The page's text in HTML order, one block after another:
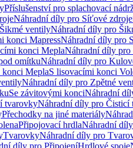
Příslušenství pro splachovací
Náhradní díly pro Síťové zdroje
Šikmé ventilyNáhradní díly pro
konci MapressNáhradní díly pro
konci MeplaNáhradní díly
omítkuNáhradní díly pro
MeplaS lisovacími konci
Náhradní díly pro Zpětné
Se závitovými konciNáhradní
tvarovkyNáhradní díly pro Čisticí
Přechodky na jiné materiály
Připojovací hrdlaNáhradní
TvarovkyNáhradní díly pro
díly pro PřipojeníHrdlové spoje